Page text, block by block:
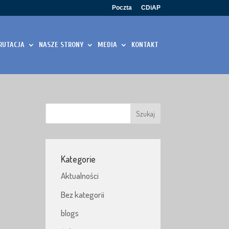
Poczta CDiAP
NASZE STRONY MEDIA KONTAKT
Kategorie
Aktualności
Bez kategorii
blogs